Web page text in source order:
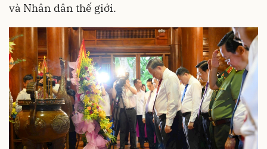
và Nhân dân thế giới.